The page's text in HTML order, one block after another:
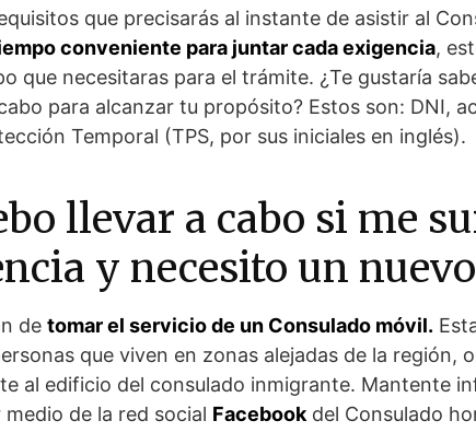
que precisarás al instante de asistir al
conveniente para juntar cada exigencia,
que necesitaras para el trámite. ¿Te gustaría
para alcanzar tu propósito? Estos son: DNI,
Temporal (TPS, por sus iniciales en inglés).
llevar a cabo si me
y necesito un
de tomar el servicio de un Consulado móvil.
que viven en zonas alejadas de la región,
al edificio del consulado inmigrante. Mantente
de la red social Facebook del Consulado